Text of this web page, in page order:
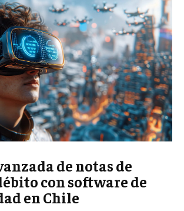
de notas de
con software de
en Chile